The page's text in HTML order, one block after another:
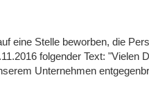
eine Stelle beworben, die
folgender Text: "Vielen
Unternehmen